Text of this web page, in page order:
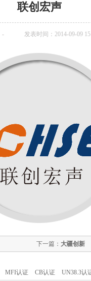
联创宏声
- 发表时间：2014-09-09
下一篇： 大疆创新
MFI认证 CB认证 UN38.3认